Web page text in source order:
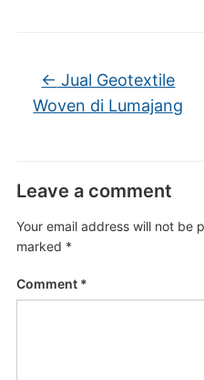
← Jual Geotextile
Woven di Lumajang
Leave a comment
Your email address will not be
marked *
Comment *